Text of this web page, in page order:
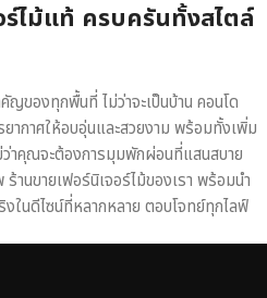
ร์ไม้แท้ ครบครันทั้งสไตล์
ญของทุกพื้นที่ ไม่ว่าจะเป็นบ้าน คอนโด
ากาศให้อบอุ่นและสวยงาม พร้อมทั้งเพิ่ม
ว่าคุณจะต้องการมุมพักผ่อนที่แสนสบาย
านขายเฟอร์นิเจอร์ไม้ของเรา พร้อมนำ
ในดีไซน์ที่หลากหลาย ตอบโจทย์ทุกไลฟ์